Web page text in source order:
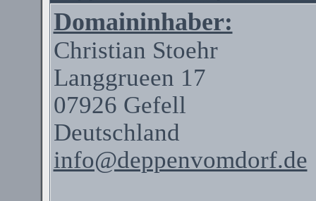
Domaininhaber:
Christian Stoehr
Langgrueen 17
07926 Gefell
Deutschland
info@deppenvomdorf.de